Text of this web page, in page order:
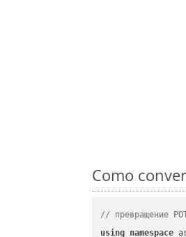
Como
// превращение
using namespace